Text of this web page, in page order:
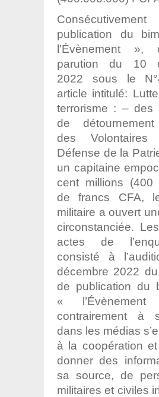
publication du
l’Évènement »,
parution du 10
2022 sous le
article intitulé:
terrorisme : – des
de détournement
des
Défense de la
un capitaine
cent millions (400
de francs CFA,
militaire a ouvert
circonstanciée.
actes de
consisté à
décembre 2022
de publication du
«
contrairement à
dans les médias
à la coopération
donner des
sa source, de
militaires et civiles